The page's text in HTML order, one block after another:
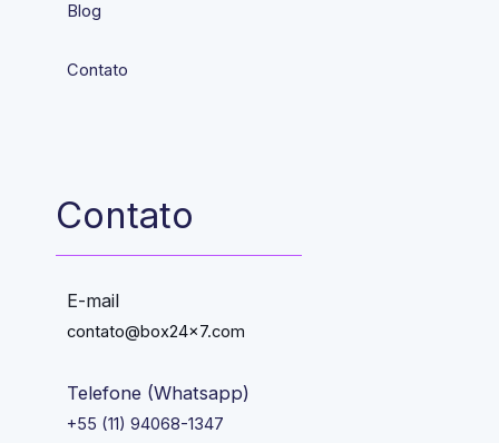
Blog
Contato
Contato
E-mail
contato@box24x7.com
Telefone (Whatsapp)
+55 (11) 94068-1347